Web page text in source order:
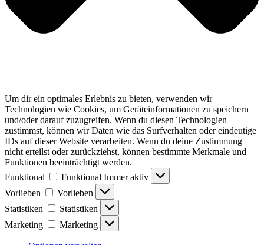
Um dir ein optimales Erlebnis zu bieten, verwenden wir
Technologien wie Cookies, um Geräteinformationen zu speichern
und/oder darauf zuzugreifen. Wenn du diesen Technologien
zustimmst, können wir Daten wie das Surfverhalten oder eindeutige
IDs auf dieser Website verarbeiten. Wenn du deine Zustimmung
nicht erteilst oder zurückziehst, können bestimmte Merkmale und
Funktionen beeinträchtigt werden.
Funktional
Funktional Immer aktiv
Vorlieben
Vorlieben
Statistiken
Statistiken
Marketing
Marketing